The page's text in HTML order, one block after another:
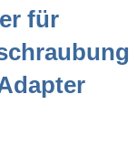
für